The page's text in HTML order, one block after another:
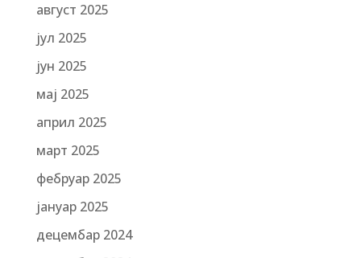
август 2025
јул 2025
јун 2025
мај 2025
април 2025
март 2025
фебруар 2025
јануар 2025
децембар 2024